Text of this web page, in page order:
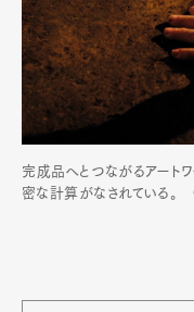
完成品へとつながるアート
密な計算がなされている